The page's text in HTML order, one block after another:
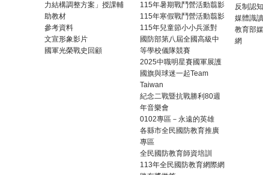
力結構調整方案」授課輔
助教材
參考資料
文宣形象影片
國軍光榮戰史回顧
115年暑期戰鬥營活動翦影
115年寒假戰鬥營活動翦影
115年兒童節小小兵派對
國防部第八屆全國高級中
等學校儀隊競賽
2025中職明星賽國軍展護
國旗與球迷一起Team
Taiwan
紀念二戰暨抗戰勝利80週
年音樂會
0102專區－永遠的英雄
各縣市全民國防教育推廣
專區
全民國防教育師資培訓
113年全民國防教育網際網
反制認
媒體識
教育部
網